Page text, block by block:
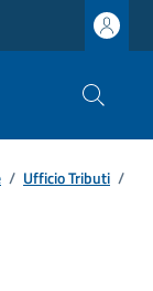
/ Ufficio Tributi /